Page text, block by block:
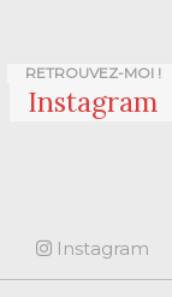
RETROUVEZ-MOI !
Instagram
Instagram